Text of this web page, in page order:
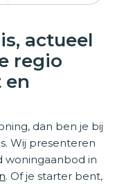
actueel
regio
en
dan ben je bij
Wij presenteren
woningaanbod in
. Of je starter bent,